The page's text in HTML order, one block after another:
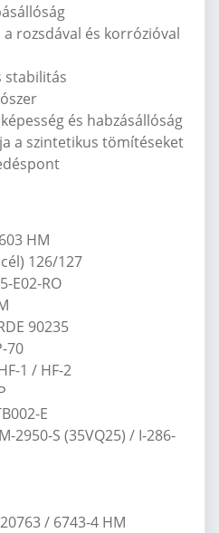
ásállóság
rozsdával és korrózióval
stabilitás
és habzásállóság
a szintetikus tömítéseket
HM
él) 126/127
E02-RO
90235
70
1 / HF-2
E
2950-S (35VQ25) / I-286-
/ 6743-4 HM